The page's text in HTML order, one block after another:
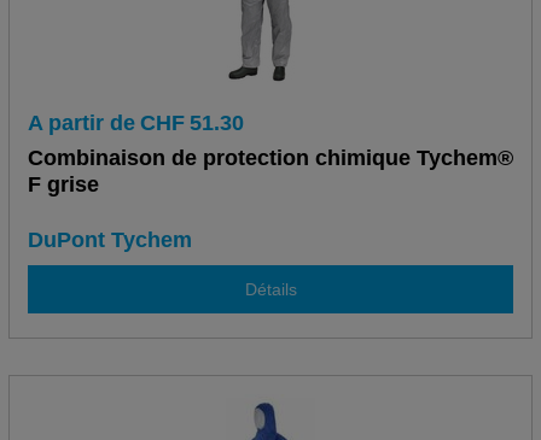
A partir de CHF 51.30
Combinaison de protection chimique Tychem®
F grise
DuPont Tychem
Détails